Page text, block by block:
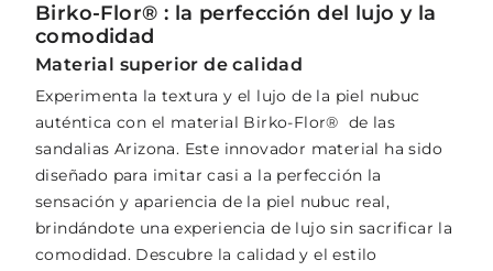
Birko-Flor® : la perfección del lujo y la
comodidad
Material superior de calidad
Experimenta la textura y el lujo de la piel nubuc
auténtica con el material Birko-Flor® de las
sandalias Arizona. Este innovador material ha sido
diseñado para imitar casi a la perfección la
sensación y apariencia de la piel nubuc real,
brindándote una experiencia de lujo sin sacrificar la
comodidad. Descubre la calidad y el estilo